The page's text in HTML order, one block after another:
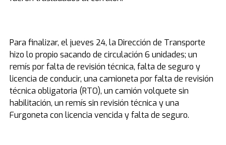
Para finalizar, el jueves 24, la Dirección de Transporte
hizo lo propio sacando de circulación 6 unidades; un
remís por falta de revisión técnica, falta de seguro y
licencia de conducir, una camioneta por falta de revisión
técnica obligatoria (RTO), un camión volquete sin
habilitación, un remís sin revisión técnica y una
Furgoneta con licencia vencida y falta de seguro.